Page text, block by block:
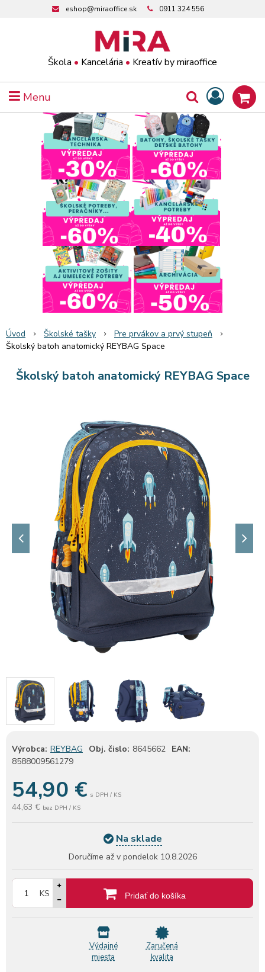
Škola • Kancelária • Kreatív by miraoffice
eshop@miraoffice.sk 0911 324 556
Menu
Úvod Školské tašky
Pre prvákov a prvý stupeň
Školský batoh anatomický REYBAG Space
Školský batoh anatomický REYBAG Space
Výrobca: REYBAG Obj. čislo: 8645662 EAN:
8588009561279
54,90 € s DPH / KS
44,63 € bez DPH / KS
Na sklade
Doručíme až v pondelok 10.8.2026
KS Pridať do košíka
Výdajné
miesta
Zaručená
kvalita